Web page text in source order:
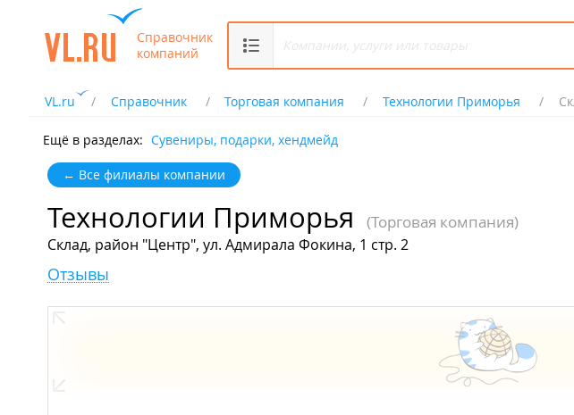
Справочник
компаний
VL.ru Справочник Торговая компания Технологии Приморья
Ещё в разделах: Сувениры, подарки, хендмейд
← Все филиалы компании
Технологии Приморья (Торговая компания)
Склад, район "Центр", ул. Адмирала Фокина, 1 стр. 2
Отзывы